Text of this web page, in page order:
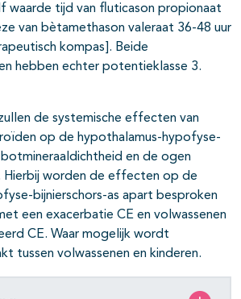
waarde tijd van fluticason propionaat
van bètamethason valeraat 36-48 uur
kompas]. Beide
hebben echter potentieklasse 3.
de systemische effecten van
op de hypothalamus-hypofyse-
en de ogen
Hierbij worden de effecten op de
bijnierschors-as apart besproken
een exacerbatie CE en volwassenen
CE. Waar mogelijk wordt
tussen volwassenen en kinderen.